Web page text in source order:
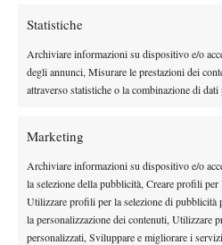
Statistiche
Archiviare informazioni su dispositivo e/o
degli annunci, Misurare le prestazioni dei
attraverso statistiche o la combinazione di
Marketing
Archiviare informazioni su dispositivo e/o
la selezione della pubblicità, Creare profili per
Utilizzare profili per la selezione di pubblicità
la personalizzazione dei contenuti, Utilizzare
personalizzati, Sviluppare e migliorare i
X
Instagram